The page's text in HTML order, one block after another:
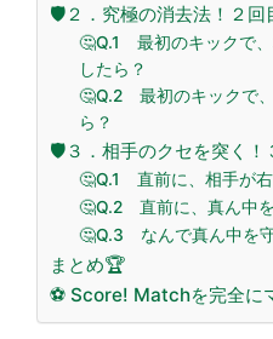
🛡️２．究極の消去法！２回
🤔Q.1 最初のキックで
したら？
🤔Q.2 最初のキックで
ら？
🛡️３．相手のクセを突く！
🤔Q.1 直前に、相手が
🤔Q.2 直前に、真ん中
🤔Q.3 なんで真ん中を
まとめ🏆
⚽ Score! Matchを完全に